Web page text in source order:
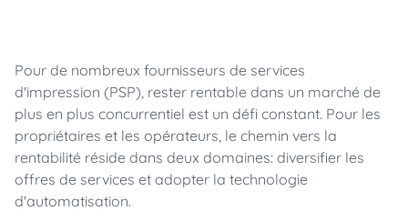
Pour de nombreux fournisseurs de services
d'impression (PSP), rester rentable dans un marché de
plus en plus concurrentiel est un défi constant. Pour les
propriétaires et les opérateurs, le chemin vers la
rentabilité réside dans deux domaines: diversifier les
offres de services et adopter la technologie
d'automatisation.